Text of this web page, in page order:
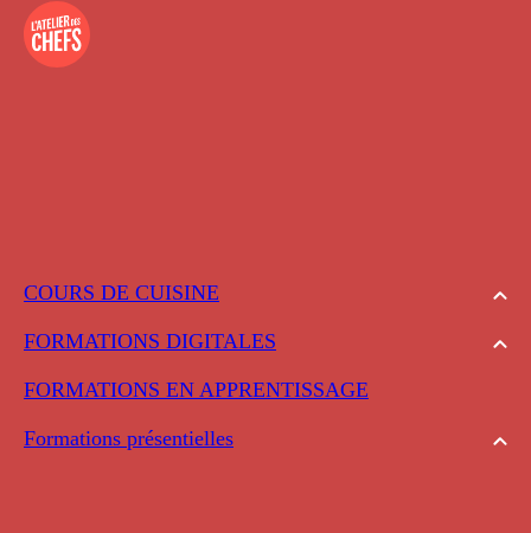
COURS DE CUISINE
FORMATIONS DIGITALES
FORMATIONS EN APPRENTISSAGE
Formations présentielles